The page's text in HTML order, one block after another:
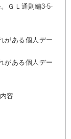
ＧＬ通則編3-5-
ある個人デー
ある個人デー
容